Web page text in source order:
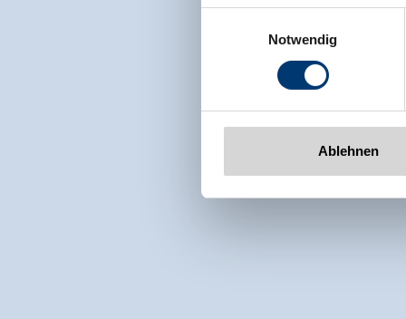
Zeller Bergbahnen Zillertal
Rohr 23// A-6280 Zell am Ziller
www.zillertalarena.com
Notwendig
Ablehnen